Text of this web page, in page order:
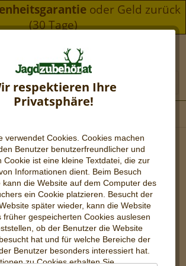
oder Geld zurück
(30 Tage)
respektieren Ihre
Privatsphäre!
verwendet Cookies. Cookies machen
Benutzer benutzerfreundlicher und
Cookie ist eine kleine Textdatei, die zur
Informationen dient. Beim Besuch
kann die Website auf dem Computer des
ein Cookie platzieren. Besucht der
später wieder, kann die Website
früher gespeicherten Cookies auslesen
ob der Benutzer die Website
hat und für welche Bereiche der
Benutzer besonders interessiert hat.
zu Cookies erhalten Sie
- Einmalhandschuhe -